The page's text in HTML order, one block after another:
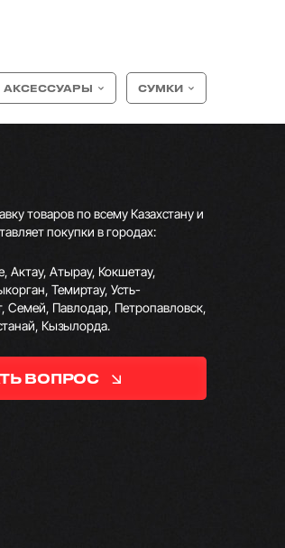
АКСЕССУАРЫ СУМКИ
товаров по всему Казахстану и
покупки в городах:
Актау, Атырау, Кокшетау,
Темиртау, Усть-
Семей, Павлодар, Петропавловск,
Кызылорда.
ВОПРОС